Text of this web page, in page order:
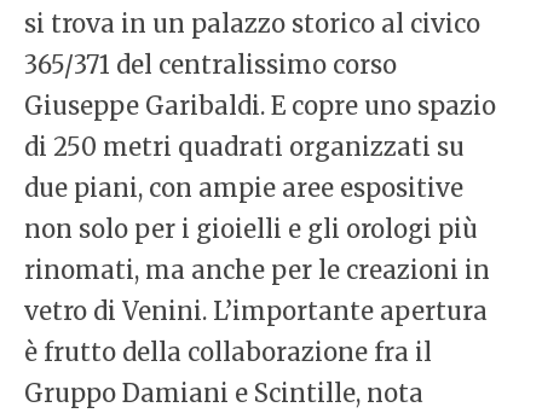
si trova in un palazzo storico al civico
365/371 del centralissimo corso
Giuseppe Garibaldi. E copre uno spazio
di 250 metri quadrati organizzati su
due piani, con ampie aree espositive
non solo per i gioielli e gli orologi più
rinomati, ma anche per le creazioni in
vetro di Venini. L’importante apertura
è frutto della collaborazione fra il
Gruppo Damiani e Scintille, nota